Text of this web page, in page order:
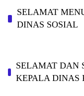
SELAMAT
DINAS SOSIAL
SELAMAT DAN
KEPALA DINAS